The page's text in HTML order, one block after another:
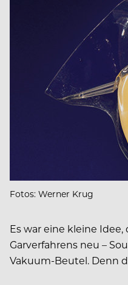
Fotos: Werner Krug
Es war eine kleine
Garverfahrens neu –
Vakuum-Beutel. Denn